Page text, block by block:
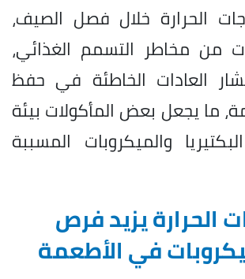
الحرارة خلال فصل الصيف،
من مخاطر التسمم الغذائي،
العادات الخاطئة في حفظ
ما يجعل بعض المأكولات بيئة
والميكروبات المسببة
الحرارة يزيد فرص
في الأطعمة